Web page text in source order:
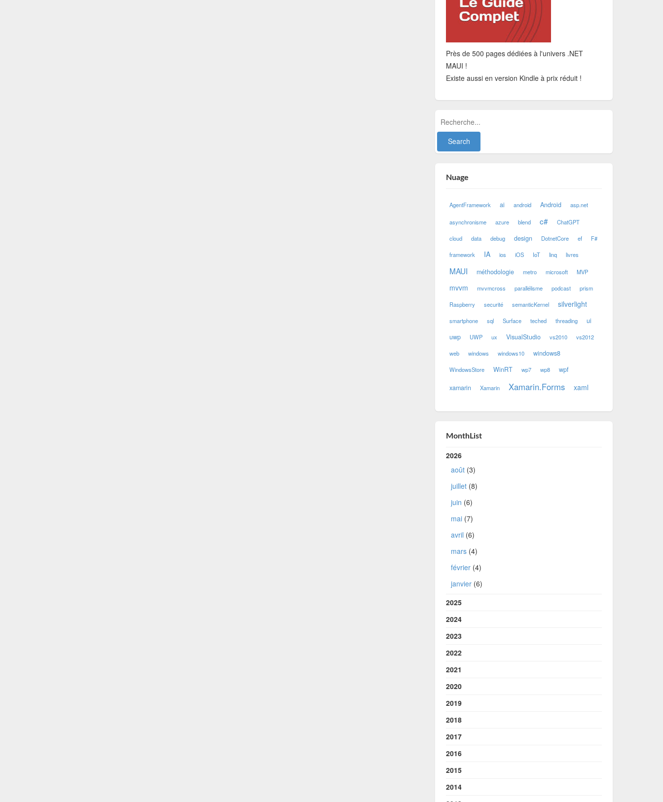
Près de 500 pages dédiées à l'univers .NET
MAUI !
Existe aussi en version Kindle à prix réduit !
Nuage
AgentFramework ai android Android asp.net
asynchronisme azure blend c# ChatGPT
cloud data debug design DotnetCore ef F#
framework IA ios iOS IoT linq livres
MAUI méthodologie metro microsoft MVP
mvvm mvvmcross parallélisme podcast prism
Raspberry securité semanticKernel silverlight
smartphone sql Surface teched threading
ui
uwp
UWP ux VisualStudio vs2010 vs2012
web windows windows10 windows8
WindowsStore WinRT wp7 wp8 wpf
xamarin Xamarin Xamarin.Forms xaml
MonthList
2026
août(3)
juillet(8)
juin (6)
mai(7)
avril (6)
mars(4)
février(4)
janvier(6)
2025
2024
2023
2022
2021
2020
2019
2018
2017
2016
2015
2014